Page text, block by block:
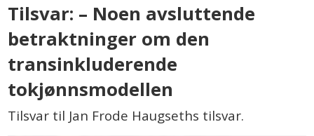
Tilsvar: – Noen avsluttende
betraktninger om den
transinkluderende
tokjønnsmodellen
Tilsvar til Jan Frode Haugseths tilsvar.